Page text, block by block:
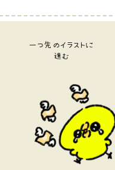
一つ先のイラストに
進む